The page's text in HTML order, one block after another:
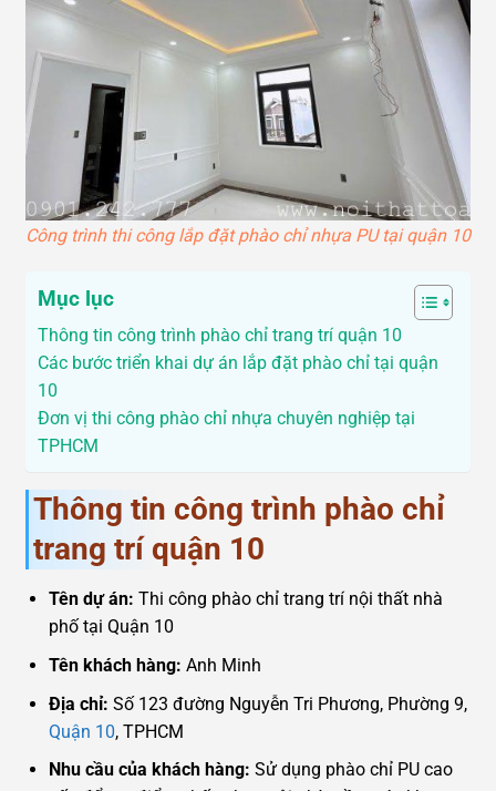
Công trình thi công lắp đặt phào chỉ nhựa PU tại quận 10
Mục lục
Thông tin công trình phào chỉ trang trí quận 10
Các bước triển khai dự án lắp đặt phào chỉ tại quận
10
Đơn vị thi công phào chỉ nhựa chuyên nghiệp tại
TPHCM
Thông tin công trình phào chỉ
trang trí quận 10
Tên dự án: Thi công phào chỉ trang trí nội thất nhà
phố tại Quận 10
Tên khách hàng: Anh Minh
Địa chỉ: Số 123 đường Nguyễn Tri Phương, Phường 9,
Quận 10, TPHCM
Nhu cầu của khách hàng: Sử dụng phào chỉ PU cao